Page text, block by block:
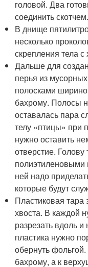
головой. Два
соединить скотчем.
В днище
несколько
скрепления тела с
Дальше для
перья из
полосками
бахрому. Полосы
оставалась пара
телу «птицы» при
нужно оставить
отверстие.
полиэтиленовыми
ней надо
которые будут
Пластиковая тара
хвоста. В каждой
разрезать вдоль и
пластика нужно
обернуть
бахрому, а к